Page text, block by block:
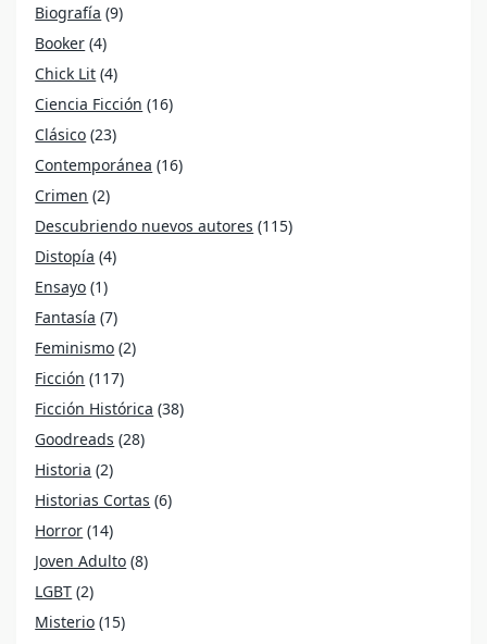
Biografía (9)
Booker (4)
Chick Lit (4)
Ciencia Ficción (16)
Clásico (23)
Contemporánea (16)
Crimen (2)
Descubriendo nuevos autores (115)
Distopía (4)
Ensayo (1)
Fantasía (7)
Feminismo (2)
Ficción (117)
Ficción Histórica (38)
Goodreads (28)
Historia (2)
Historias Cortas (6)
Horror (14)
Joven Adulto (8)
LGBT (2)
Misterio (15)